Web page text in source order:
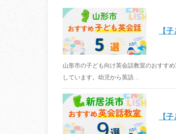
【
山形市の子ども向け英会話教室のおすす
しています。幼児から英語…
【